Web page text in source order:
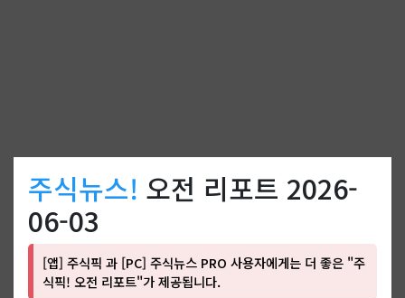
주식뉴스! 오전 리포트 2026-
06-03
[앱] 주식픽 과 [PC] 주식뉴스 PRO 사용자에게는 더 좋은 "주
식픽! 오전 리포트"가 제공됩니다.